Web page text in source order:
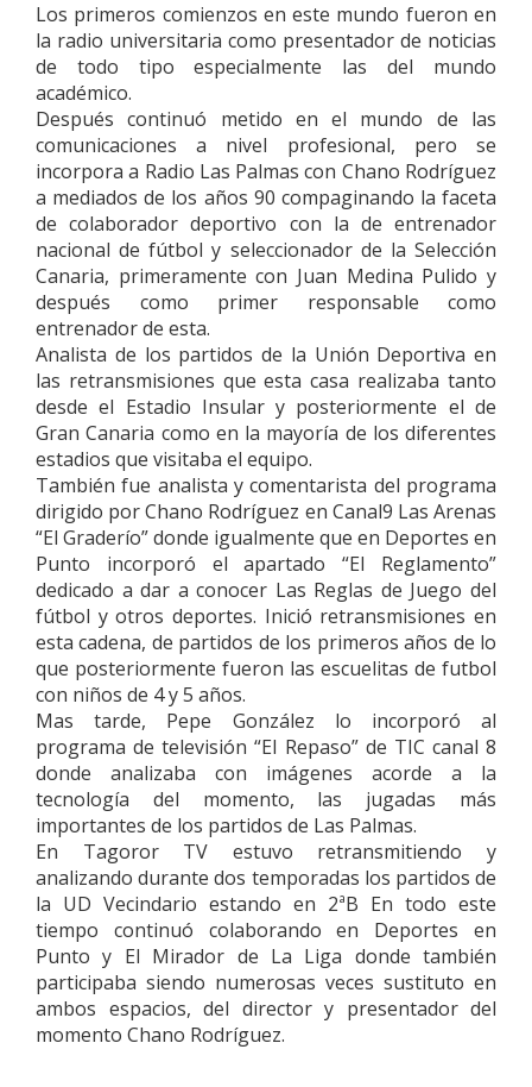
Los primeros comienzos en este mundo fueron en
la radio universitaria como presentador de noticias
de todo tipo especialmente las del mundo
académico.
Después continuó metido en el mundo de las
comunicaciones a nivel profesional, pero se
incorpora a Radio Las Palmas con Chano Rodríguez
a mediados de los años 90 compaginando la faceta
de colaborador deportivo con la de entrenador
nacional de fútbol y seleccionador de la Selección
Canaria, primeramente con Juan Medina Pulido y
después como primer responsable como
entrenador de esta.
Analista de los partidos de la Unión Deportiva en
las retransmisiones que esta casa realizaba tanto
desde el Estadio Insular y posteriormente el de
Gran Canaria como en la mayoría de los diferentes
estadios que visitaba el equipo.
También fue analista y comentarista del programa
dirigido por Chano Rodríguez en Canal9 Las Arenas
“El Graderío” donde igualmente que en Deportes en
Punto incorporó el apartado “El Reglamento”
dedicado a dar a conocer Las Reglas de Juego del
fútbol y otros deportes. Inició retransmisiones en
esta cadena, de partidos de los primeros años de lo
que posteriormente fueron las escuelitas de futbol
con niños de 4 y 5 años.
Mas tarde, Pepe González lo incorporó al
programa de televisión “El Repaso” de TIC canal 8
donde analizaba con imágenes acorde a la
tecnología del momento, las jugadas más
importantes de los partidos de Las Palmas.
En Tagoror TV estuvo retransmitiendo y
analizando durante dos temporadas los partidos de
la UD Vecindario estando en 2ªB En todo este
tiempo continuó colaborando en Deportes en
Punto y El Mirador de La Liga donde también
participaba siendo numerosas veces sustituto en
ambos espacios, del director y presentador del
momento Chano Rodríguez.